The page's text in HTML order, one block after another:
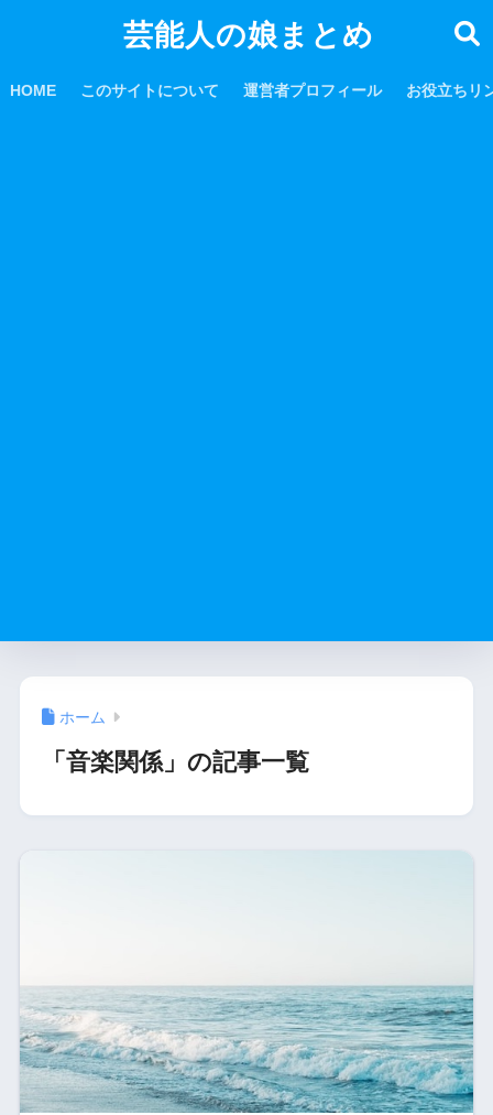
芸能人の娘まとめ
HOME このサイトについて 運営者プロフィール お役立ちリ
ホーム
「音楽関係」の記事一覧